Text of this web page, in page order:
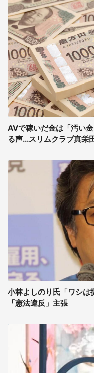
AVで稼いだ金は「汚い
る声...スリムクラブ真栄
小林よしのり氏「ワシは
「憲法違反」主張